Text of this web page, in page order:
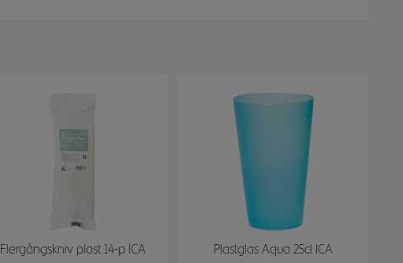
Flergångskniv plast 14-p ICA Plastglas Aqua 25cl ICA